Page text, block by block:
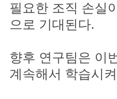
필요한 조직 손실
으로 기대된다.
향후 연구팀은 이
계속해서 학습시